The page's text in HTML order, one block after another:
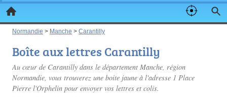
Normandie > Manche > Carantilly
Boîte aux lettres Carantilly
Au cœur de Carantilly dans le département Manche, région
Normandie, vous trouverez une boite jaune à l'adresse 1 Place
Pierre l'Orphelin pour envoyer vos lettres et colis.